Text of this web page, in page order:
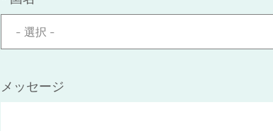
- 選択 -
メッセージ